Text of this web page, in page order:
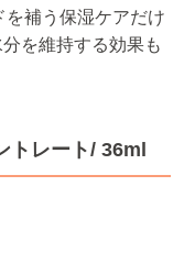
補う保湿ケアだけ
を維持する効果も
レート/ 36ml